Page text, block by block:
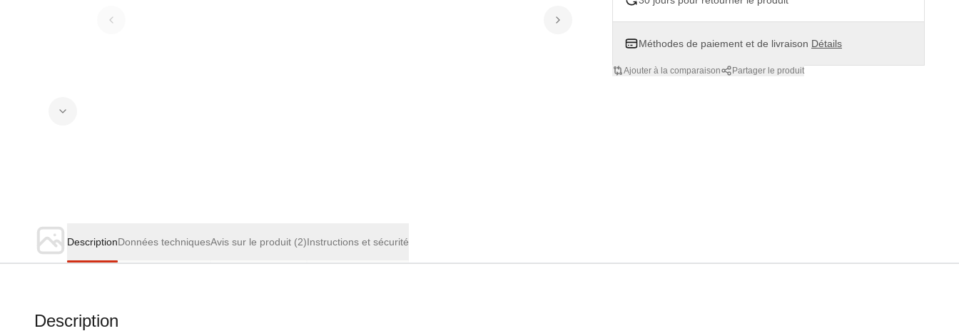
Méthodes de paiement et de livraison Détails
Ajouter à la comparaison Partager le produit
DescriptionDonnées techniquesAvis sur le produit (2)Instructions et sécurité
Description